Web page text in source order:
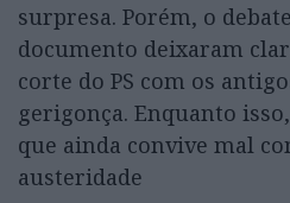
surpresa. Porém, o
documento deixaram
corte do PS com os
gerigonça. Enquanto
que ainda convive mal
austeridade